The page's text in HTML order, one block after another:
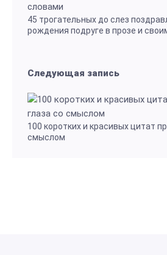
45 трогательных до слез
рождения подруге в прозе и
Следующая запись
100 коротких и красивых цитат
смыслом